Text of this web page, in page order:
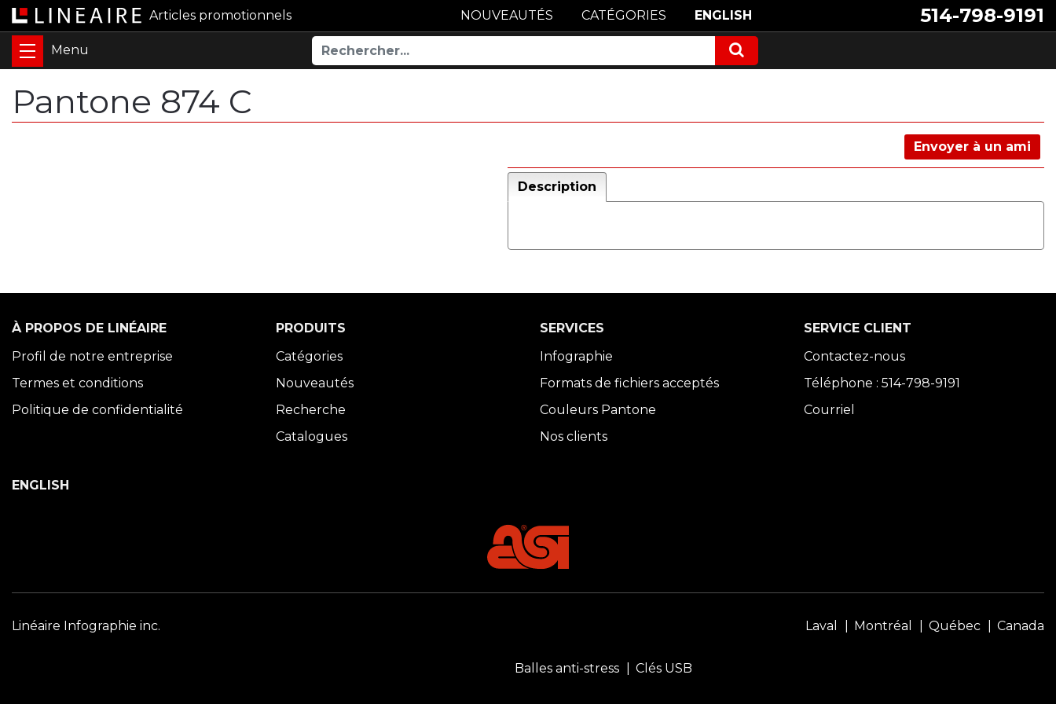
Articles promotionnels 514-798-9191
NOUVEAUTÉS CATÉGORIES ENGLISH
Pantone 874 C
Envoyer à un ami
Description
À PROPOS DE LINÉAIRE
Profil de notre entreprise
Termes et conditions
Politique de confidentialité
PRODUITS
Catégories
Nouveautés
Recherche
Catalogues
SERVICES
Infographie
Formats de fichiers acceptés
Couleurs Pantone
Nos clients
SERVICE CLIENT
Contactez-nous
Téléphone : 514-798-9191
Courriel
ENGLISH
Linéaire Infographie inc. Laval Montréal Québec Canada
Balles anti-stress Clés USB